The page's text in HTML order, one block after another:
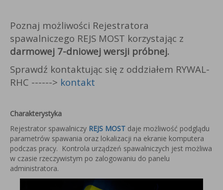
Poznaj możliwości Rejestratora
spawalniczego REJS MOST korzystając z
darmowej 7-dniowej wersji próbnej.
Sprawdź kontaktując się z oddziałem RYWAL-
RHC ------> kontakt
Charakterystyka
Rejestrator spawalniczy REJS MOST daje możliwość podglądu
parametrów spawania oraz lokalizacji na ekranie komputera
podczas pracy. Kontrola urządzeń spawalniczych jest możliwa
w czasie rzeczywistym po zalogowaniu do panelu
administratora.